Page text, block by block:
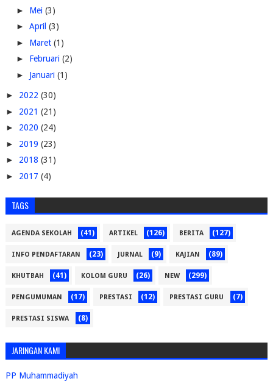
► Mei (3)
► April (3)
► Maret (1)
► Februari (2)
► Januari (1)
► 2022 (30)
► 2021 (21)
► 2020 (24)
► 2019 (23)
► 2018 (31)
► 2017 (4)
TAGS
AGENDA SEKOLAH (41) ARTIKEL (126) BERITA (127)
INFO PENDAFTARAN (23) JURNAL (9) KAJIAN (89)
KHUTBAH (41) KOLOM GURU (26) NEW (299)
PENGUMUMAN (17) PRESTASI (12) PRESTASI GURU (7)
PRESTASI SISWA (8)
JARINGAN KAMI
PP Muhammadiyah